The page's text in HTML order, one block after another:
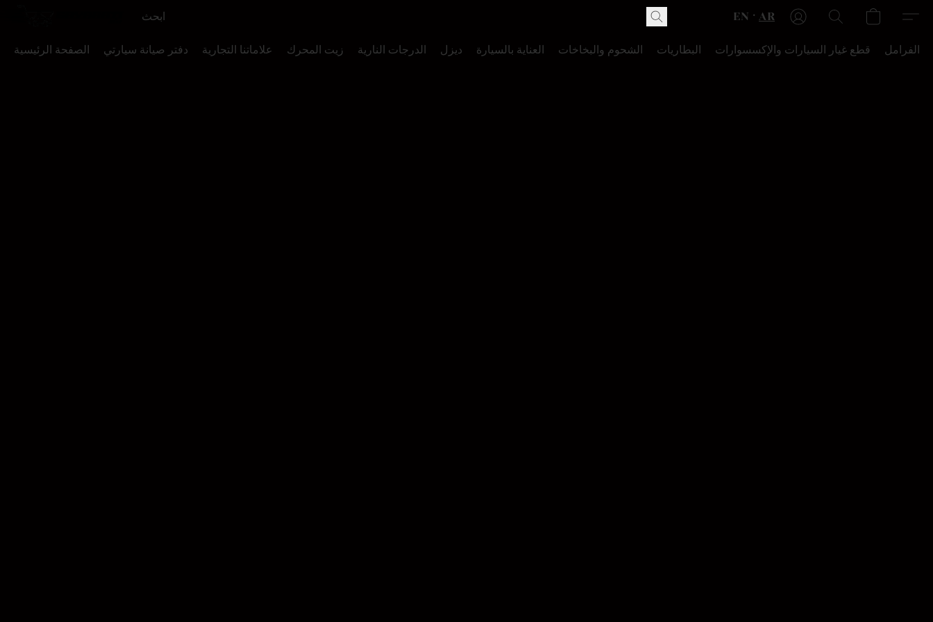
EN AR
الصفحة الرئيسية دفتر صيانة سيارتي علاماتنا التجارية زيت المحرك الدرجات النارية ديزل العناية بالسيارة الشحوم والبخاخات البطاريات قطع غيار السيارات والإكسسوارات الفرامل